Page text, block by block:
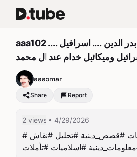
aaa102 .... المعمم احمد بدر الدين .... اسرافيل
وميكائيل خدام عند ال محمد
aaaomar
Share Report
2 views • 4/29/2026
#عاشوراء #كرامات #قصص_دينية #تحليل #نقاش
#اسلاميات #تأملات